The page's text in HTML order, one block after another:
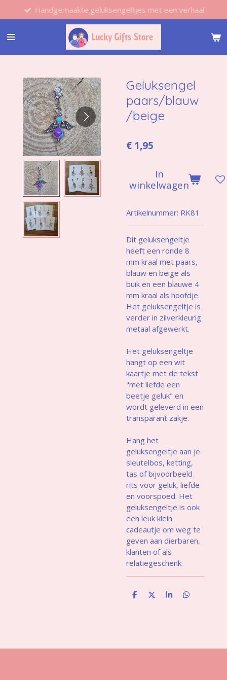
direct
naar
hoofdinhoud
Handgemaakte geluksengeltjes met een verhaal
Geluksengel
paars/blauw
/beige
€ 1,95
In
winkelwagen
Artikelnummer: RK81
Dit geluksengeltje
heeft een ronde 8
mm kraal met paars,
blauw en beige als
buik en een blauwe 4
mm kraal als hoofdje.
Het geluksengeltje is
verder in zilverkleurig
metaal afgewerkt.
Het geluksengeltje
hangt op een wit
kaartje met de tekst
"met liefde een
beetje geluk" en
wordt geleverd in een
transparant zakje.
Hang het
geluksengeltje aan je
sleutelbos, ketting,
tas of bijvoorbeeld
rits voor geluk, liefde
en voorspoed. Het
geluksengeltje is ook
een leuk klein
cadeautje om weg te
geven aan dierbaren,
klanten of als
relatiegeschenk.
D
D
S
D